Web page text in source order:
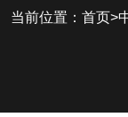
当前位置： 首页>